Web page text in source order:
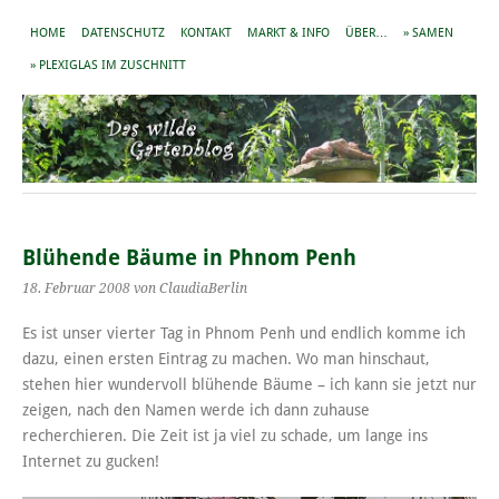
HOME DATENSCHUTZ KONTAKT MARKT & INFO ÜBER… » SAMEN
» PLEXIGLAS IM ZUSCHNITT
Blühende Bäume in Phnom Penh
18. Februar 2008 von ClaudiaBerlin
Es ist unser vierter Tag in Phnom Penh und endlich komme ich
dazu, einen ersten Eintrag zu machen. Wo man hinschaut,
stehen hier wundervoll blühende Bäume – ich kann sie jetzt nur
zeigen, nach den Namen werde ich dann zuhause
recherchieren. Die Zeit ist ja viel zu schade, um lange ins
Internet zu gucken!